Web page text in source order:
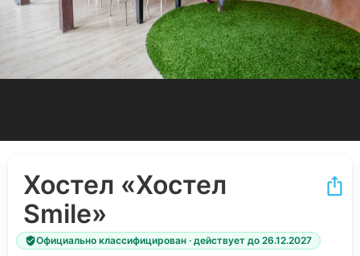
Хостел «Хостел
Smile»
Официально классифицирован · действует до 26.12.2027